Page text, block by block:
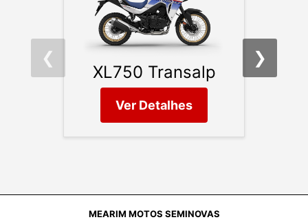
XL750 Transalp
Ver Detalhes
❮ ❯
MEARIM MOTOS SEMINOVAS